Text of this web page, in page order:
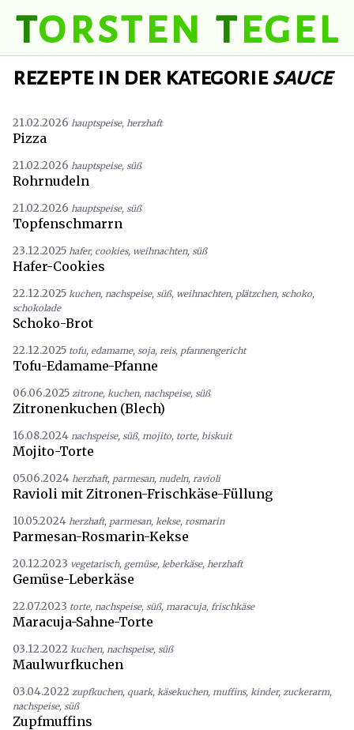
torsten tegel
rezepte in der kategoriesauce
21.02.2026 hauptspeise, herzhaft
Pizza
21.02.2026 hauptspeise, süß
Rohrnudeln
21.02.2026 hauptspeise, süß
Topfenschmarrn
23.12.2025 hafer, cookies, weihnachten, süß
Hafer-Cookies
22.12.2025 kuchen, nachspeise, süß, weihnachten, plätzchen, schoko,
schokolade
Schoko-Brot
22.12.2025 tofu, edamame, soja, reis, pfannengericht
Tofu-Edamame-Pfanne
06.06.2025 zitrone, kuchen, nachspeise, süß
Zitronenkuchen (Blech)
16.08.2024 nachspeise, süß, mojito, torte, biskuit
Mojito-Torte
05.06.2024 herzhaft, parmesan, nudeln, ravioli
Ravioli mit Zitronen-Frischkäse-Füllung
10.05.2024 herzhaft, parmesan, kekse, rosmarin
Parmesan-Rosmarin-Kekse
20.12.2023 vegetarisch, gemüse, leberkäse, herzhaft
Gemüse-Leberkäse
22.07.2023 torte, nachspeise, süß, maracuja, frischkäse
Maracuja-Sahne-Torte
03.12.2022 kuchen, nachspeise, süß
Maulwurfkuchen
03.04.2022 zupfkuchen, quark, käsekuchen, muffins, kinder, zuckerarm,
nachspeise, süß
Zupfmuffins